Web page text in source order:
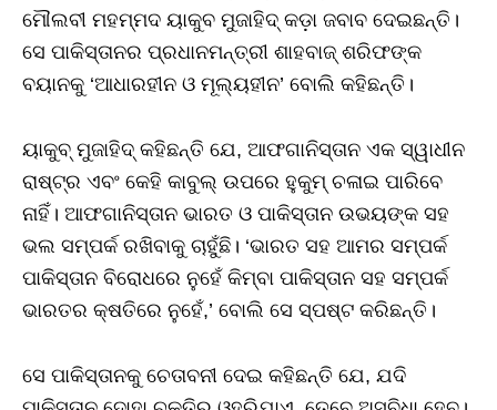
ମୌଲବୀ ମହମ୍ମଦ ୟାକୁବ ମୁଜାହିଦ୍ କଡ଼ା ଜବାବ ଦେଇଛନ୍ତି।
ସେ ପାକିସ୍ତାନର ପ୍ରଧାନମନ୍ତ୍ରୀ ଶାହବାଜ୍ ଶରିଫଙ୍କ
ବୟାନକୁ ‘ଆଧାରହୀନ ଓ ମୂଲ୍ୟହୀନ’ ବୋଲି କହିଛନ୍ତି।
ୟାକୁବ୍ ମୁଜାହିଦ୍ କହିଛନ୍ତି ଯେ, ଆଫଗାନିସ୍ତାନ ଏକ ସ୍ୱାଧୀନ
ରାଷ୍ଟ୍ର ଏବଂ କେହି କାବୁଲ୍ ଉପରେ ହୁକୁମ୍ ଚଳାଇ ପାରିବେ
ନାହିଁ। ଆଫଗାନିସ୍ତାନ ଭାରତ ଓ ପାକିସ୍ତାନ ଉଭୟଙ୍କ ସହ
ଭଲ ସମ୍ପର୍କ ରଖିବାକୁ ଚାହୁଁଛି। ‘ଭାରତ ସହ ଆମର ସମ୍ପର୍କ
ପାକିସ୍ତାନ ବିରୋଧରେ ନୁହେଁ କିମ୍ବା ପାକିସ୍ତାନ ସହ ସମ୍ପର୍କ
ଭାରତର କ୍ଷତିରେ ନୁହେଁ,’ ବୋଲି ସେ ସ୍ପଷ୍ଟ କରିଛନ୍ତି।
ସେ ପାକିସ୍ତାନକୁ ଚେତାବନୀ ଦେଇ କହିଛନ୍ତି ଯେ, ଯଦି